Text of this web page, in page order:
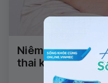
Niêm mạc dày
thai không?